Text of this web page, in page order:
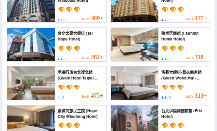
4.3 / 5 HKD 489+ 4.5/ 5 HKD 477+
台北太豪大飯店 (Tai
Hope Hotel)
4.4 / 5 HKD 282+
時尚居商旅 (Fashion
Home Hotel)
4.3/ 5 HKD 318+
承攜行旅台北復北館
(Guide Hotel Taipei
Fuxing N.)
4 / 5 HKD 475+
洛碁大飯店-舞衣南京館
(Green World Mai -
NanJing)
4.4/ 5 HKD 313+
豪城商旅民生館 (Hope
City Minsheng Hotel)
台北伊倫商務旅館 (Erin
Hotel)